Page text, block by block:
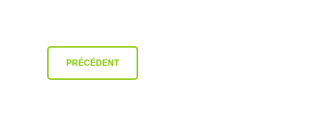
PRÉCÉDENT